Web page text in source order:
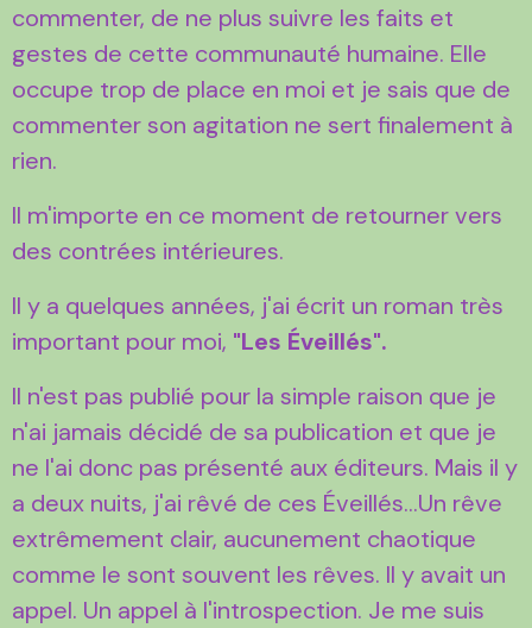
commenter, de ne plus suivre les faits et
gestes de cette communauté humaine. Elle
occupe trop de place en moi et je sais que de
commenter son agitation ne sert finalement à
rien.
Il m'importe en ce moment de retourner vers
des contrées intérieures.
Il y a quelques années, j'ai écrit un roman très
important pour moi, "Les Éveillés".
Il n'est pas publié pour la simple raison que je
n'ai jamais décidé de sa publication et que je
ne l'ai donc pas présenté aux éditeurs. Mais il y
a deux nuits, j'ai rêvé de ces Éveillés...Un rêve
extrêmement clair, aucunement chaotique
comme le sont souvent les rêves. Il y avait un
appel. Un appel à l'introspection. Je me suis